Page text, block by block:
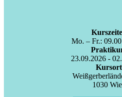
Mo. – Fr.:
23.09.2026 -
Kursort
1030